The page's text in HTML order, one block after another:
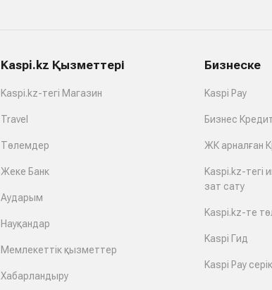
Kaspi.kz Қызметтері
Kaspi.kz-тегі Магазин
Travel
Төлемдер
Жеке Банк
Аударым
Науқандар
Мемлекеттік қызметтер
Хабарландыру
Бизнеске
Kaspi Pay
Бизнес
ЖК арналған
Kaspi.kz-тегі
зат сату
Kaspi.kz-те
Kaspi Гид
Kaspi Pay